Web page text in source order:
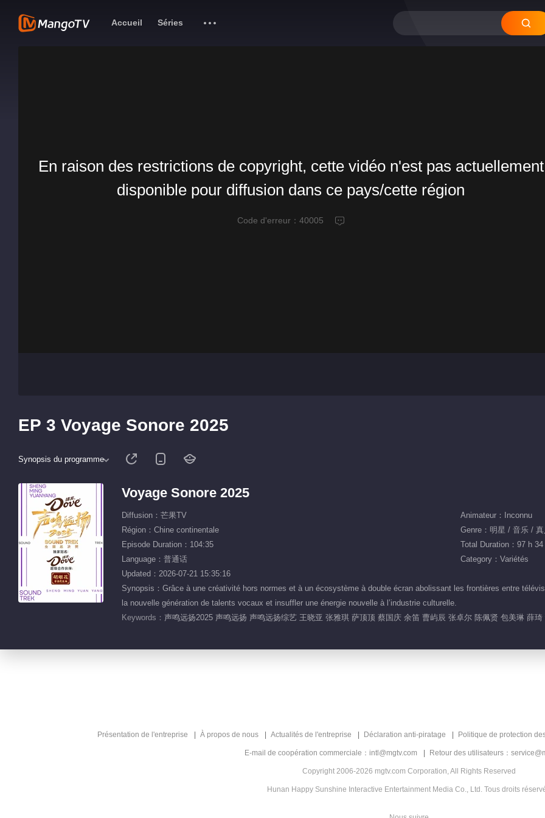
Accueil Séries
En raison des restrictions de copyright, cette vidéo n'est pas actuellement
disponible pour diffusion dans ce pays/cette région
Code d'erreur： 40005
EP 3 Voyage Sonore 2025
Synopsis du programme
Voyage Sonore 2025
Diffusion：芒果TV
Animateur：Inconnu
Région：Chine continentale
Genre：明星 / 音乐 / 真
Episode Duration：104:35
Total Duration：97 h
Language：普通话
Category：Variétés
Updated：2026-07-21 15:35:16
Synopsis：Grâce à une créativité hors normes et à un écosystème à double écran abolissant les frontières entre
la nouvelle génération de talents vocaux et insuffler une énergie nouvelle à l’industrie culturelle.
Keywords： 声鸣远扬2025 声鸣远扬 声鸣远扬综艺 王晓亚 张雅琪 萨顶顶 蔡国庆 余笛 曹屿辰 张卓尔 陈佩贤 包美琳 薛琦
Présentation de l'entreprise À propos de nous Actualités de l'entreprise Déclaration anti-piratage Politique de protection
E-mail de coopération commerciale：intl@mgtv.com Retour des utilisateurs：
Copyright 2006-2026 mgtv.com Corporation, All Rights Reserved
Hunan Happy Sunshine Interactive Entertainment Media Co., Ltd. Tous droits